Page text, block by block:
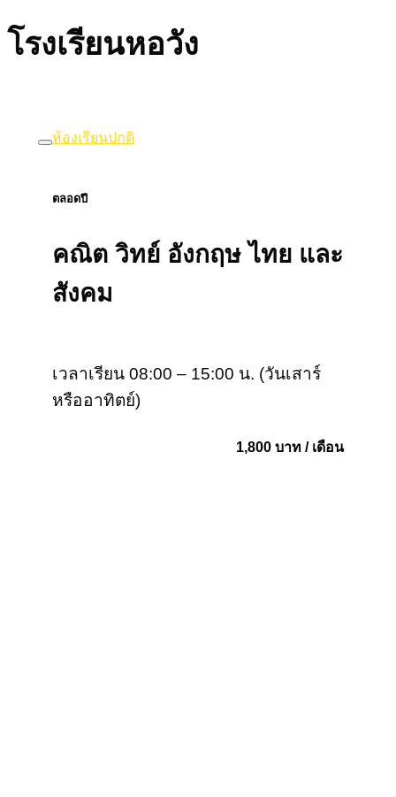
โรงเรียนหอวัง
ห้องเรียนปกติ
ตลอดปี
คณิต วิทย์ อังกฤษ ไทย และ
สังคม
เวลาเรียน 08:00 – 15:00 น. (วันเสาร์
หรืออาทิตย์)
1,800 บาท / เดือน